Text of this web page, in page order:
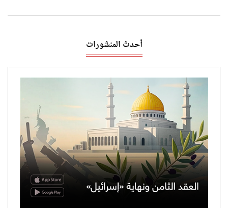
أحدث المنشورات